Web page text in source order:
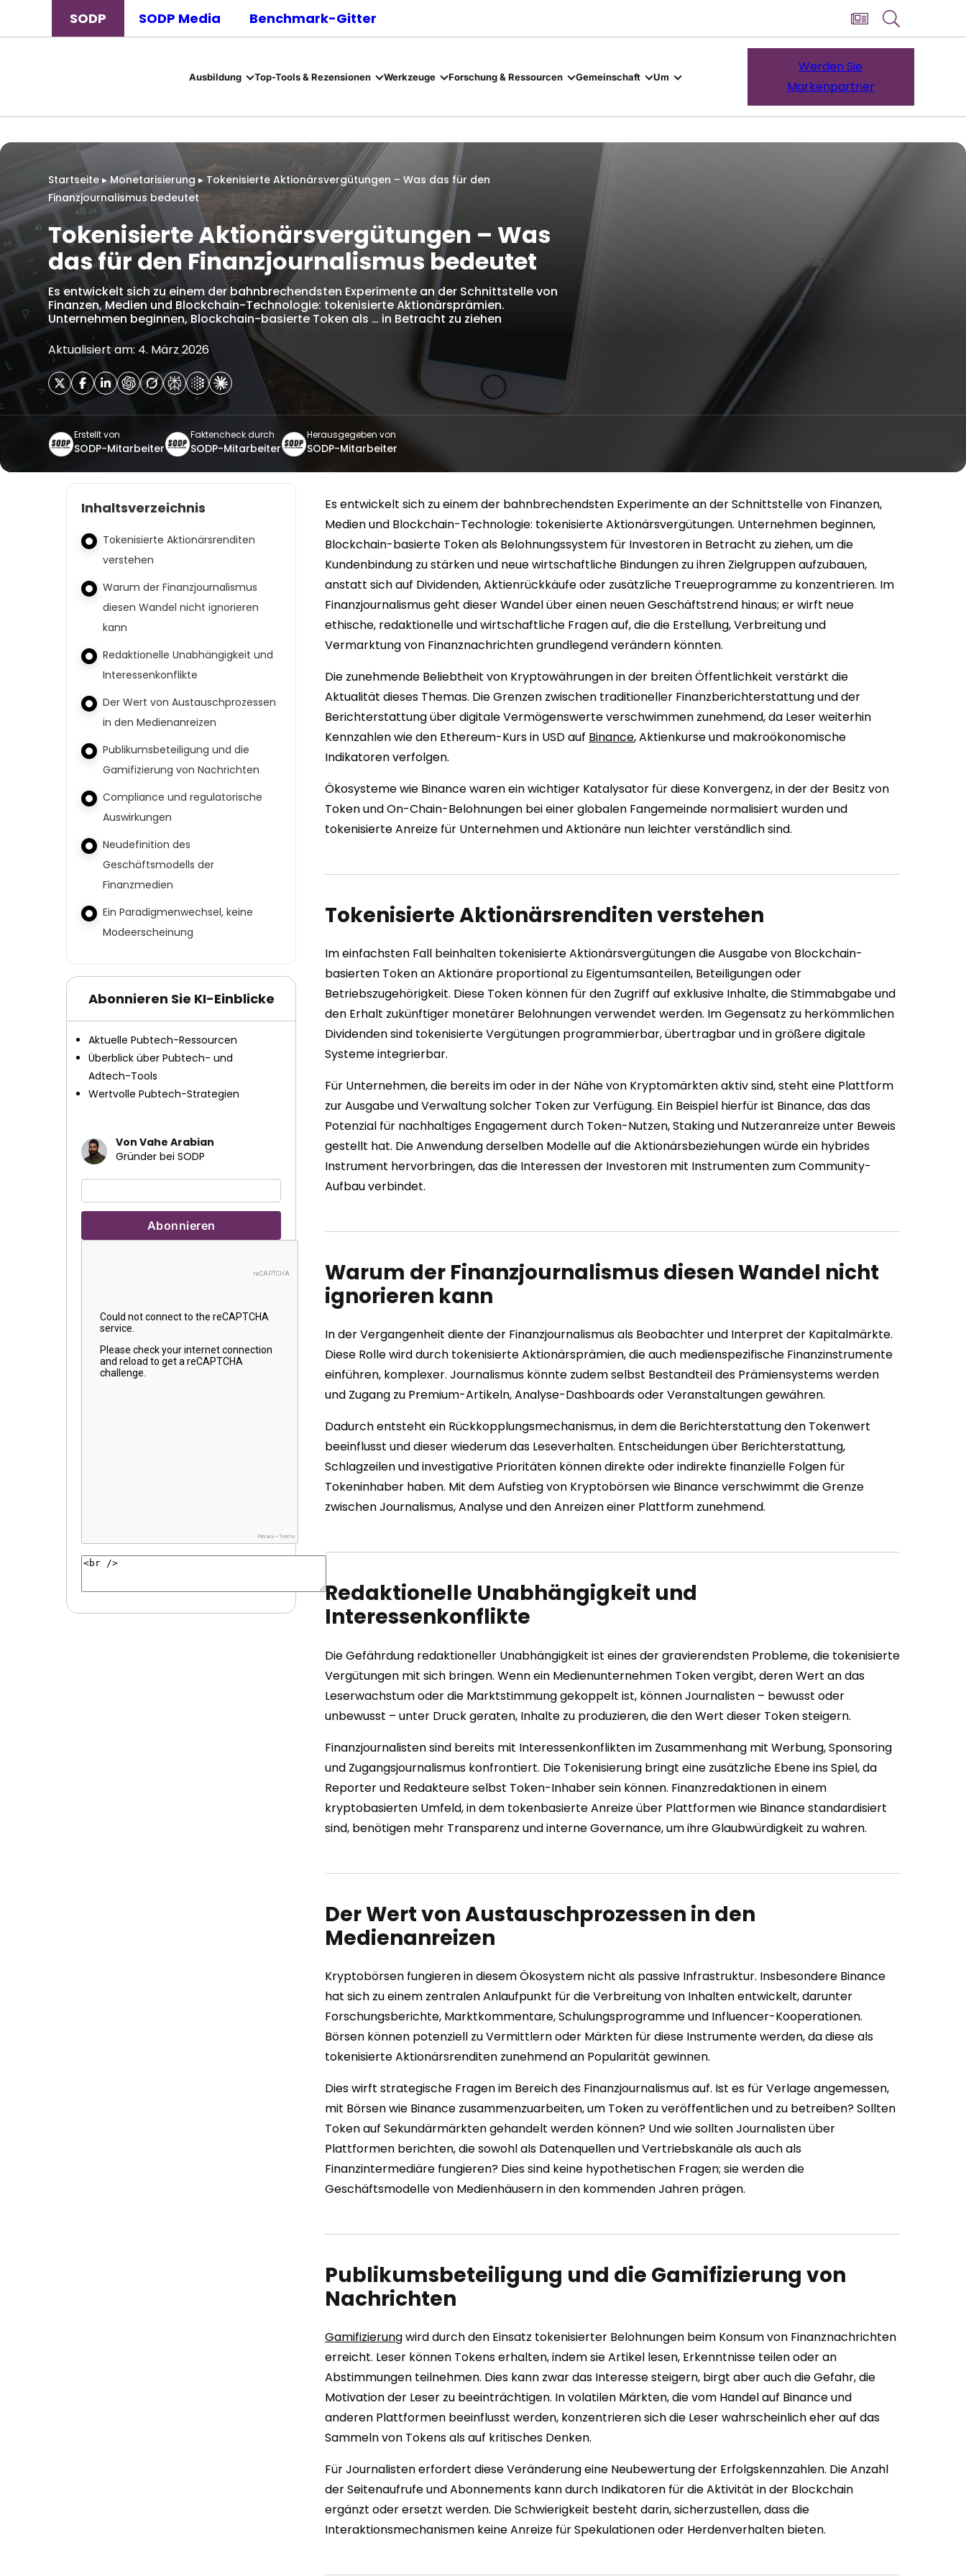
SODP SODP Media Benchmark-Gitter
Ausbildung Top-Tools & Rezensionen Werkzeuge Forschung & Ressourcen Gemeinschaft Um
Werden Sie
Markenpartner
Startseite ▸Monetarisierung ▸ Tokenisierte Aktionärsvergütungen – Was das für den
Finanzjournalismus bedeutet
Tokenisierte Aktionärsvergütungen – Was
das für den Finanzjournalismus bedeutet
Es entwickelt sich zu einem der bahnbrechendsten Experimente an der Schnittstelle von
Finanzen, Medien und Blockchain-Technologie: tokenisierte Aktionärsprämien.
Unternehmen beginnen, Blockchain-basierte Token als … in Betracht zu ziehen
Aktualisiert am: 4. März 2026
Erstellt von
SODP-Mitarbeiter
Faktencheck durch
SODP-Mitarbeiter
Herausgegeben von
SODP-Mitarbeiter
Inhaltsverzeichnis
Tokenisierte Aktionärsrenditen
verstehen
Warum der Finanzjournalismus
diesen Wandel nicht ignorieren
kann
Redaktionelle Unabhängigkeit und
Interessenkonflikte
Der Wert von Austauschprozessen
in den Medienanreizen
Publikumsbeteiligung und die
Gamifizierung von Nachrichten
Compliance und regulatorische
Auswirkungen
Neudefinition des
Geschäftsmodells der
Finanzmedien
Ein Paradigmenwechsel, keine
Modeerscheinung
Abonnieren Sie KI-Einblicke
Aktuelle Pubtech-Ressourcen
Überblick über Pubtech- und
Adtech-Tools
Wertvolle Pubtech-Strategien
Von Vahe Arabian
Gründer bei SODP
Es entwickelt sich zu einem der bahnbrechendsten Experimente an der Schnittstelle von Finanzen,
Medien und Blockchain-Technologie: tokenisierte Aktionärsvergütungen. Unternehmen beginnen,
Blockchain-basierte Token als Belohnungssystem für Investoren in Betracht zu ziehen, um die
Kundenbindung zu stärken und neue wirtschaftliche Bindungen zu ihren Zielgruppen aufzubauen,
anstatt sich auf Dividenden, Aktienrückkäufe oder zusätzliche Treueprogramme zu konzentrieren. Im
Finanzjournalismus geht dieser Wandel über einen neuen Geschäftstrend hinaus; er wirft neue
ethische, redaktionelle und wirtschaftliche Fragen auf, die die Erstellung, Verbreitung und
Vermarktung von Finanznachrichten grundlegend verändern könnten.
Die zunehmende Beliebtheit von Kryptowährungen in der breiten Öffentlichkeit verstärkt die
Aktualität dieses Themas. Die Grenzen zwischen traditioneller Finanzberichterstattung und der
Berichterstattung über digitale Vermögenswerte verschwimmen zunehmend, da Leser weiterhin
Kennzahlen wie den Ethereum-Kurs in USD auf Binance, Aktienkurse und makroökonomische
Indikatoren verfolgen.
Ökosysteme wie Binance waren ein wichtiger Katalysator für diese Konvergenz, in der der Besitz von
Token und On-Chain-Belohnungen bei einer globalen Fangemeinde normalisiert wurden und
tokenisierte Anreize für Unternehmen und Aktionäre nun leichter verständlich sind.
Tokenisierte Aktionärsrenditen verstehen
Im einfachsten Fall beinhalten tokenisierte Aktionärsvergütungen die Ausgabe von Blockchain-
basierten Token an Aktionäre proportional zu Eigentumsanteilen, Beteiligungen oder
Betriebszugehörigkeit. Diese Token können für den Zugriff auf exklusive Inhalte, die Stimmabgabe und
den Erhalt zukünftiger monetärer Belohnungen verwendet werden. Im Gegensatz zu herkömmlichen
Dividenden sind tokenisierte Vergütungen programmierbar, übertragbar und in größere digitale
Systeme integrierbar.
Für Unternehmen, die bereits im oder in der Nähe von Kryptomärkten aktiv sind, steht eine Plattform
zur Ausgabe und Verwaltung solcher Token zur Verfügung. Ein Beispiel hierfür ist Binance, das das
Potenzial für nachhaltiges Engagement durch Token-Nutzen, Staking und Nutzeranreize unter Beweis
gestellt hat. Die Anwendung derselben Modelle auf die Aktionärsbeziehungen würde ein hybrides
Instrument hervorbringen, das die Interessen der Investoren mit Instrumenten zum Community-
Aufbau verbindet.
Warum der Finanzjournalismus diesen Wandel nicht
ignorieren kann
In der Vergangenheit diente der Finanzjournalismus als Beobachter und Interpret der Kapitalmärkte.
Diese Rolle wird durch tokenisierte Aktionärsprämien, die auch medienspezifische Finanzinstrumente
einführen, komplexer. Journalismus könnte zudem selbst Bestandteil des Prämiensystems werden
und Zugang zu Premium-Artikeln, Analyse-Dashboards oder Veranstaltungen gewähren.
Dadurch entsteht ein Rückkopplungsmechanismus, in dem die Berichterstattung den Tokenwert
beeinflusst und dieser wiederum das Leseverhalten. Entscheidungen über Berichterstattung,
Schlagzeilen und investigative Prioritäten können direkte oder indirekte finanzielle Folgen für
Tokeninhaber haben. Mit dem Aufstieg von Kryptobörsen wie Binance verschwimmt die Grenze
zwischen Journalismus, Analyse und den Anreizen einer Plattform zunehmend.
Redaktionelle Unabhängigkeit und
Interessenkonflikte
Die Gefährdung redaktioneller Unabhängigkeit ist eines der gravierendsten Probleme, die tokenisierte
Vergütungen mit sich bringen. Wenn ein Medienunternehmen Token vergibt, deren Wert an das
Leserwachstum oder die Marktstimmung gekoppelt ist, können Journalisten – bewusst oder
unbewusst – unter Druck geraten, Inhalte zu produzieren, die den Wert dieser Token steigern.
Finanzjournalisten sind bereits mit Interessenkonflikten im Zusammenhang mit Werbung, Sponsoring
und Zugangsjournalismus konfrontiert. Die Tokenisierung bringt eine zusätzliche Ebene ins Spiel, da
Reporter und Redakteure selbst Token-Inhaber sein können. Finanzredaktionen in einem
kryptobasierten Umfeld, in dem tokenbasierte Anreize über Plattformen wie Binance standardisiert
sind, benötigen mehr Transparenz und interne Governance, um ihre Glaubwürdigkeit zu wahren.
Der Wert von Austauschprozessen in den
Medienanreizen
Kryptobörsen fungieren in diesem Ökosystem nicht als passive Infrastruktur. Insbesondere Binance
hat sich zu einem zentralen Anlaufpunkt für die Verbreitung von Inhalten entwickelt, darunter
Forschungsberichte, Marktkommentare, Schulungsprogramme und Influencer-Kooperationen.
Börsen können potenziell zu Vermittlern oder Märkten für diese Instrumente werden, da diese als
tokenisierte Aktionärsrenditen zunehmend an Popularität gewinnen.
Dies wirft strategische Fragen im Bereich des Finanzjournalismus auf. Ist es für Verlage angemessen,
mit Börsen wie Binance zusammenzuarbeiten, um Token zu veröffentlichen und zu betreiben? Sollten
Token auf Sekundärmärkten gehandelt werden können? Und wie sollten Journalisten über
Plattformen berichten, die sowohl als Datenquellen und Vertriebskanäle als auch als
Finanzintermediäre fungieren? Dies sind keine hypothetischen Fragen; sie werden die
Geschäftsmodelle von Medienhäusern in den kommenden Jahren prägen.
Publikumsbeteiligung und die Gamifizierung von
Nachrichten
Gamifizierungwird durch den Einsatz tokenisierter Belohnungen beim Konsum von Finanznachrichten
erreicht. Leser können Tokens erhalten, indem sie Artikel lesen, Erkenntnisse teilen oder an
Abstimmungen teilnehmen. Dies kann zwar das Interesse steigern, birgt aber auch die Gefahr, die
Motivation der Leser zu beeinträchtigen. In volatilen Märkten, die vom Handel auf Binance und
anderen Plattformen beeinflusst werden, konzentrieren sich die Leser wahrscheinlich eher auf das
Sammeln von Tokens als auf kritisches Denken.
Für Journalisten erfordert diese Veränderung eine Neubewertung der Erfolgskennzahlen. Die Anzahl
der Seitenaufrufe und Abonnements kann durch Indikatoren für die Aktivität in der Blockchain
ergänzt oder ersetzt werden. Die Schwierigkeit besteht darin, sicherzustellen, dass die
Interaktionsmechanismen keine Anreize für Spekulationen oder Herdenverhalten bieten.